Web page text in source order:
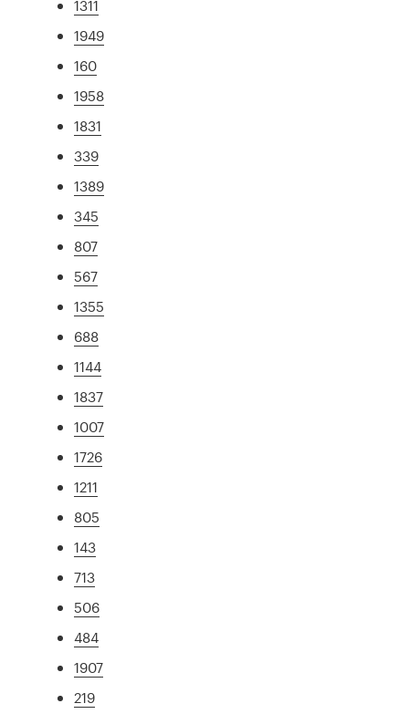
1311
1949
160
1958
1831
339
1389
345
807
567
1355
688
1144
1837
1007
1726
1211
805
143
713
506
484
1907
219